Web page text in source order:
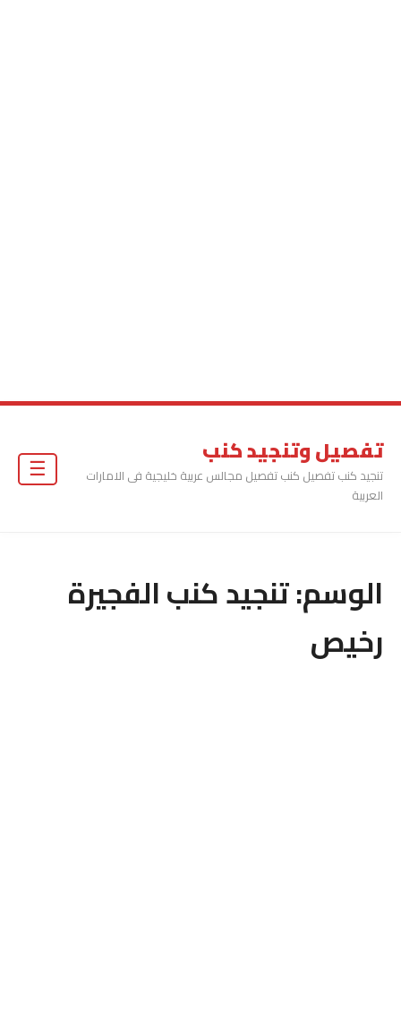
تفصيل وتنجيد كنب
تنجيد كنب تفصيل كنب تفصيل مجالس عربية خليجية فى الامارات
العربية
الوسم:تنجيد كنب الفجيرة
رخيص